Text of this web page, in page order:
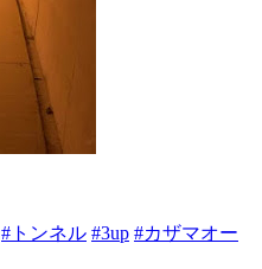
#トンネル #3up #カザマオー